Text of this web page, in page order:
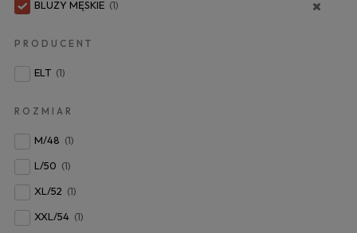
BLUZY MĘSKIE (1)
PRODUCENT
ELT (1)
ROZMIAR
M/48 (1)
L/50 (1)
XL/52 (1)
XXL/54 (1)